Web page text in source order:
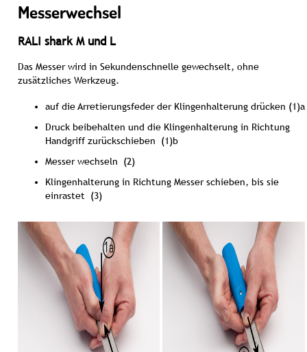
Messerwechsel
RALI shark M und L
Das Messer wird in Sekundenschnelle gewechselt, ohne
zusätzliches Werkzeug.
auf die Arretierungsfeder der Klingenhalterung drücken (1)a
Druck beibehalten und die Klingenhalterung in Richtung
Handgriff zurückschieben (1)b
Messer wechseln
(2)
Klingenhalterung in Richtung Messer schieben, bis sie
einrastet
(3)